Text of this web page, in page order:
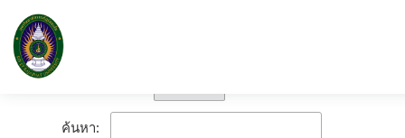
แสดงข้อมูล จำนวนผู้สมัคร รับตรงครั้งที่ 1
ค้นหา: